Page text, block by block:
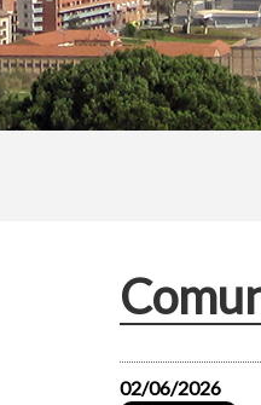
02/06/2026